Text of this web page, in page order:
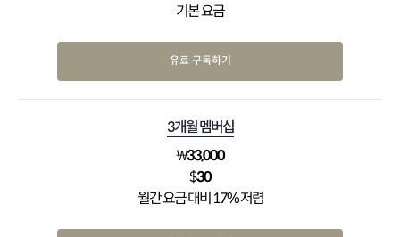
기본 요금
유료 구독하기
3개월 멤버십
₩33,000
$30
월간 요금 대비 17% 저렴